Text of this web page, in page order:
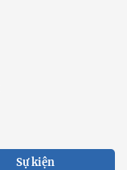
Sự kiện